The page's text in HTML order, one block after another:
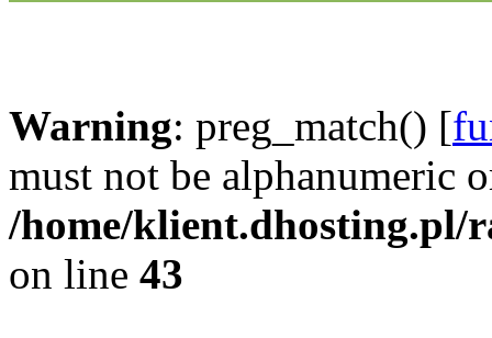
Warning: preg_match() [
must not be alphanumeric
/home/klient.dhosting.pl/
on line 43